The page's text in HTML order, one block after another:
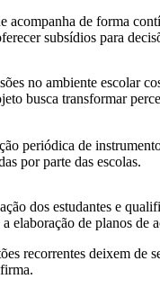
de forma
subsídios para
no ambiente escolar
busca transformar
periódica de
por parte das escolas.
dos estudantes e
elaboração de planos de
recorrentes deixem de